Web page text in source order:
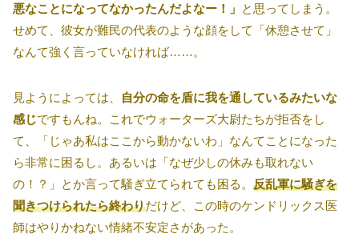
悪なことになってなかったんだよなー！」 と思ってしまう。
せめて、彼女が難民の代表のような顔をして「休憩させて」
なんて強く言っていなければ……。
見ようによっては、
自分の命を盾に我を通しているみたいな
感じですもんね。これでウォーターズ大尉たちが拒否をし
て、「じゃあ私はここから動かないわ」なんてことになった
ら非常に困るし。あるいは「なぜ少しの休みも取れない
の！？」とか言って騒ぎ立てられても困る。 反乱軍に騒ぎを
聞きつけられたら終わりだけど、この時のケンドリックス医
師はやりかねない情緒不安定さがあった。